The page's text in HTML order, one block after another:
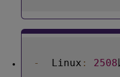
-
  Linux
: 2508